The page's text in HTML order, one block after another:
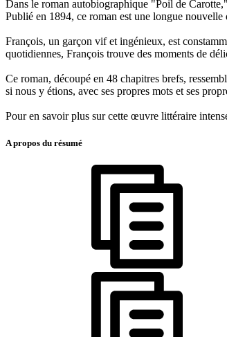
Dans le roman autobiographique "Poil de
Publié en 1894, ce roman est une longue
François, un garçon vif et ingénieux, est
quotidiennes, François trouve des moments de
Ce roman, découpé en 48 chapitres brefs,
si nous y étions, avec ses propres mots et ses
Pour en savoir plus sur cette œuvre littéraire
A propos du résumé